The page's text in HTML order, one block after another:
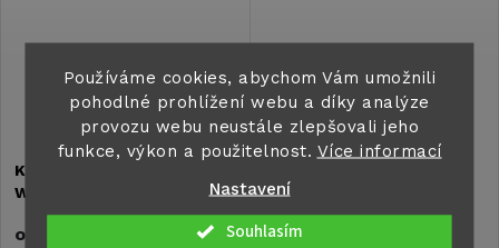
Používáme cookies, abychom Vám umožnili
pohodlné prohlížení webu a díky analýze
provozu webu neustále zlepšovali jeho
funkce, výkon a použitelnost. Více informací
Nastavení
Souhlasím
Kempingová židle
Westfield ROYAL ERGOFIT
od
Westfield ADVANCER
od3 454 Kč